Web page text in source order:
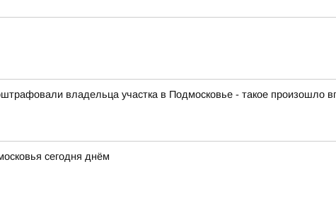
владельца участка в Подмосковье - такое произошло
сегодня днём